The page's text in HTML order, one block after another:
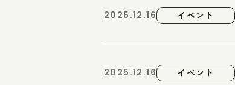
2025.12.16 イベント
2025.12.16 イベント